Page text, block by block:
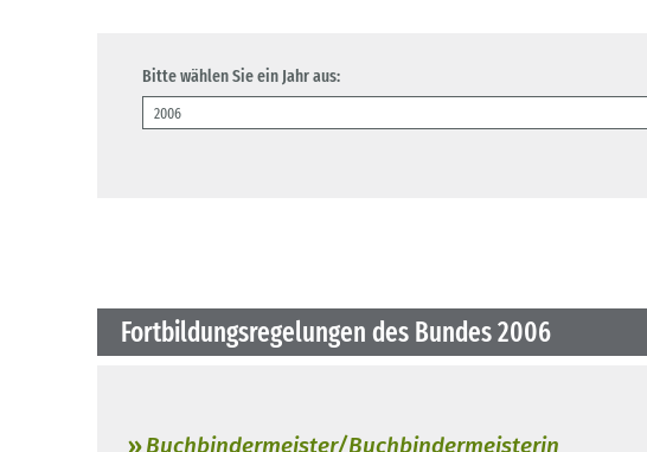
Bitte wählen Sie ein Jahr aus:
Fortbildungsregelungen des Bundes 2006
Buchbindermeister/Buchbindermeisterin